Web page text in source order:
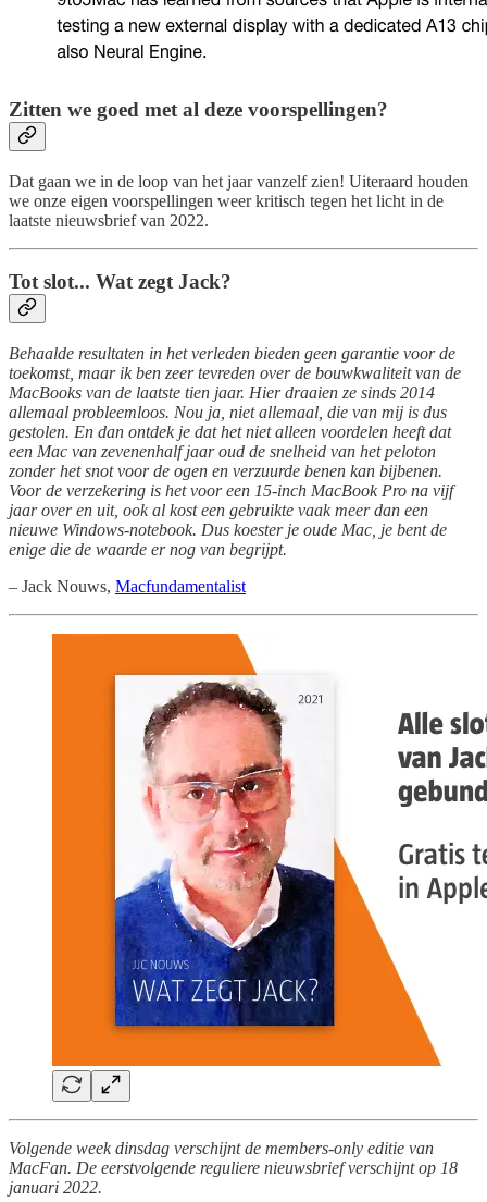
Zitten we goed met al deze voorspellingen?
Dat gaan we in de loop van het jaar vanzelf zien! Uiteraard houden
we onze eigen voorspellingen weer kritisch tegen het licht in de
laatste nieuwsbrief van 2022.
Tot slot... Wat zegt Jack?
Behaalde resultaten in het verleden bieden geen garantie voor de
toekomst, maar ik ben zeer tevreden over de bouwkwaliteit van de
MacBooks van de laatste tien jaar. Hier draaien ze sinds 2014
allemaal probleemloos. Nou ja, niet allemaal, die van mij is dus
gestolen. En dan ontdek je dat het niet alleen voordelen heeft dat
een Mac van zevenenhalf jaar oud de snelheid van het peloton
zonder het snot voor de ogen en verzuurde benen kan bijbenen.
Voor de verzekering is het voor een 15-inch MacBook Pro na vijf
jaar over en uit, ook al kost een gebruikte vaak meer dan een
nieuwe Windows-notebook. Dus koester je oude Mac, je bent de
enige die de waarde er nog van begrijpt.
– Jack Nouws, Macfundamentalist
Volgende week dinsdag verschijnt de members-only editie van
MacFan. De eerstvolgende reguliere nieuwsbrief verschijnt op 18
januari 2022.